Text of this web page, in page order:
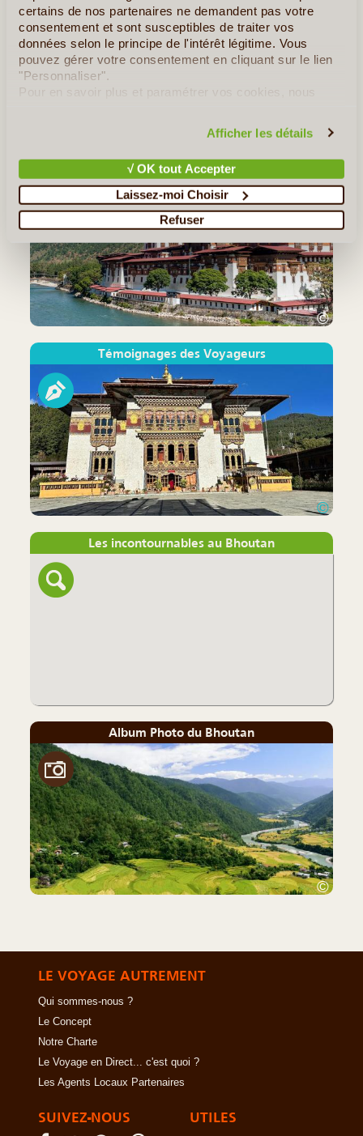
certains de nos partenaires ne demandent pas votre
consentement et sont susceptibles de traiter vos
données selon le principe de l'intérêt légitime. Vous
pouvez gérer votre consentement en cliquant sur le lien
"Personnaliser".
Pour en savoir plus et paramétrer vos cookies, nous
Afficher les détails
√ OK tout Accepter
Laissez-moi Choisir
Refuser
Les Tsechu du Bhoutan
Le Bhoutan, situé dans l’Est de la chaine de l’Himalaya, est un
petit pays asiatique plein de charme. C’est un magnifique pays
aux paysages incroyables et aux traditions uniques dont les
Notre Guide de Voyage - Bhoutan
©
Témoignages des Voyageurs
©
Les incontournables au Bhoutan
Album Photo du Bhoutan
©
LE VOYAGE AUTREMENT
Qui sommes-nous ?
Le Concept
Notre Charte
Le Voyage en Direct... c'est quoi ?
Les Agents Locaux Partenaires
SUIVEZ-NOUS UTILES